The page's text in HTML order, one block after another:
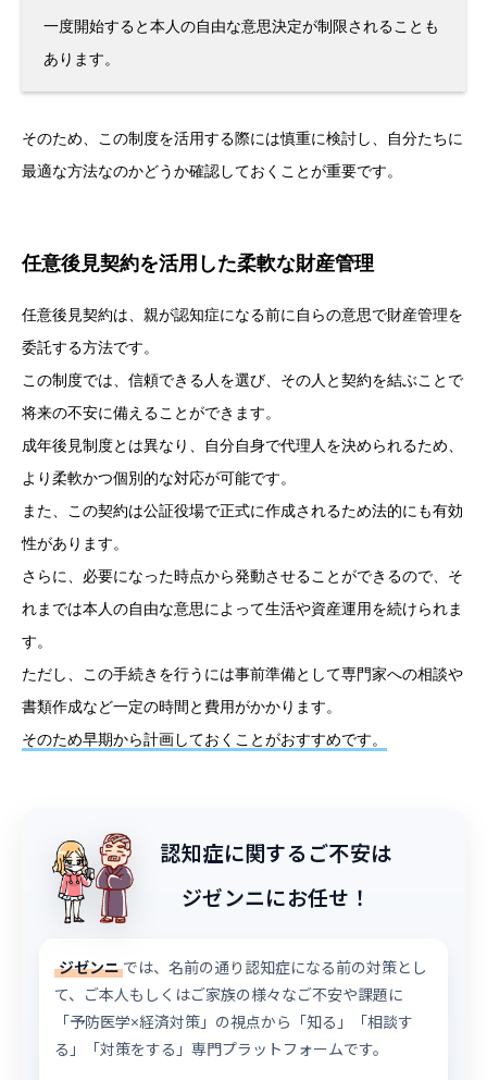
一度開始すると本人の自由な意思決定が制限されることも
あります。
そのため、この制度を活用する際には慎重に検討し、自分たちに
最適な方法なのかどうか確認しておくことが重要です。
任意後見契約を活用した柔軟な財産管理
任意後見契約は、親が認知症になる前に自らの意思で財産管理を
委託する方法です。
この制度では、信頼できる人を選び、その人と契約を結ぶことで
将来の不安に備えることができます。
成年後見制度とは異なり、自分自身で代理人を決められるため、
より柔軟かつ個別的な対応が可能です。
また、この契約は公証役場で正式に作成されるため法的にも有効
性があります。
さらに、必要になった時点から発動させることができるので、そ
れまでは本人の自由な意思によって生活や資産運用を続けられま
す。
ただし、この手続きを行うには事前準備として専門家への相談や
書類作成など一定の時間と費用がかかります。
そのため早期から計画しておくことがおすすめです。
認知症に関するご不安は
ジゼンニにお任せ！
ジゼンニ では、名前の通り認知症になる前の対策とし
て、ご本人もしくはご家族の様々なご不安や課題に
「予防医学×経済対策」の視点から「知る」「相談す
る」「対策をする」専門プラットフォームです。